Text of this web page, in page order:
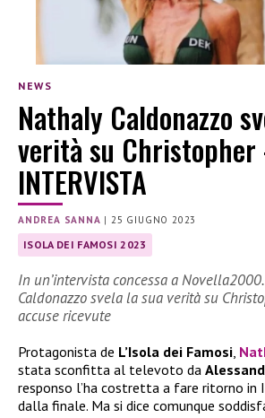
NEWS
Nathaly Caldonazzo
verità su Christopher
INTERVISTA
ANDREA SANNA | 25 GIUGNO 2023
ISOLA DEI FAMOSI 2023
In un’intervista concessa a
Caldonazzo svela la sua verità su
accuse ricevute
Protagonista de L’Isola dei Famosi,
stata sconfitta al televoto da
responso l’ha costretta a fare ritorno in
dalla finale. Ma si dice comunque